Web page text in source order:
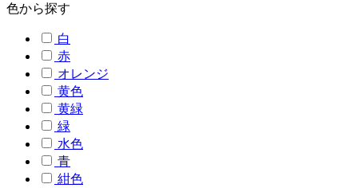
色から探す
白
赤
オレンジ
黄色
黄緑
緑
水色
青
紺色